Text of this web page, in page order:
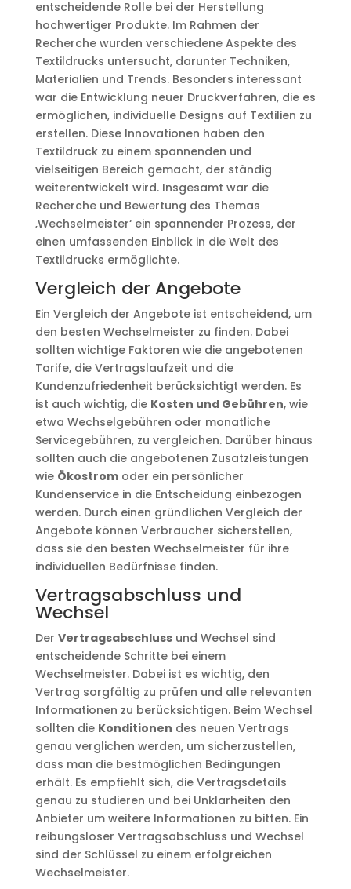
entscheidende Rolle bei der Herstellung
hochwertiger Produkte. Im Rahmen der
Recherche wurden verschiedene Aspekte des
Textildrucks untersucht, darunter Techniken,
Materialien und Trends. Besonders interessant
war die Entwicklung neuer Druckverfahren, die es
ermöglichen, individuelle Designs auf Textilien zu
erstellen. Diese Innovationen haben den
Textildruck zu einem spannenden und
vielseitigen Bereich gemacht, der ständig
weiterentwickelt wird. Insgesamt war die
Recherche und Bewertung des Themas
‚Wechselmeister‘ ein spannender Prozess, der
einen umfassenden Einblick in die Welt des
Textildrucks ermöglichte.
Vergleich der Angebote
Ein Vergleich der Angebote ist entscheidend, um
den besten Wechselmeister zu finden. Dabei
sollten wichtige Faktoren wie die angebotenen
Tarife, die Vertragslaufzeit und die
Kundenzufriedenheit berücksichtigt werden. Es
ist auch wichtig, die Kosten und Gebühren, wie
etwa Wechselgebühren oder monatliche
Servicegebühren, zu vergleichen. Darüber hinaus
sollten auch die angebotenen Zusatzleistungen
wie Ökostromoder ein persönlicher
Kundenservice in die Entscheidung einbezogen
werden. Durch einen gründlichen Vergleich der
Angebote können Verbraucher sicherstellen,
dass sie den besten Wechselmeister für ihre
individuellen Bedürfnisse finden.
Vertragsabschluss und
Wechsel
Der Vertragsabschlussund Wechsel sind
entscheidende Schritte bei einem
Wechselmeister. Dabei ist es wichtig, den
Vertrag sorgfältig zu prüfen und alle relevanten
Informationen zu berücksichtigen. Beim Wechsel
sollten die Konditionen des neuen Vertrags
genau verglichen werden, um sicherzustellen,
dass man die bestmöglichen Bedingungen
erhält. Es empfiehlt sich, die Vertragsdetails
genau zu studieren und bei Unklarheiten den
Anbieter um weitere Informationen zu bitten. Ein
reibungsloser Vertragsabschluss und Wechsel
sind der Schlüssel zu einem erfolgreichen
Wechselmeister.